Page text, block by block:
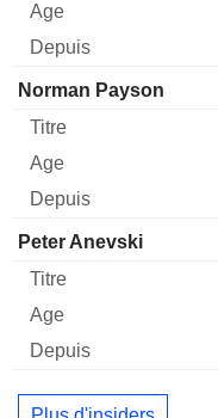
Norman Payson
Peter Anevski